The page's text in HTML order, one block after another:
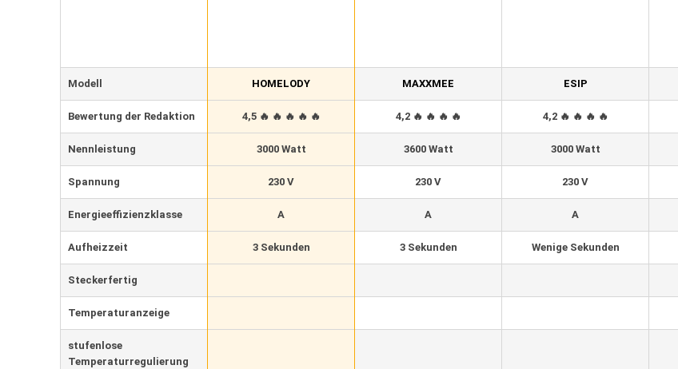
Modell HOMELODY MAXXMEE ESIP
Bewertung der Redaktion 4,5 🔥 🔥 🔥 🔥 🔥 4,2 🔥 🔥 🔥 🔥 4,2 🔥 🔥 🔥 🔥
Nennleistung 3000 Watt 3600 Watt 3000 Watt
Spannung 230 V 230 V 230 V
Energieeffizienzklasse A A A
Aufheizzeit 3 Sekunden 3 Sekunden Wenige Sekunden
Steckerfertig
Temperaturanzeige
stufenlose
Temperaturregulierung